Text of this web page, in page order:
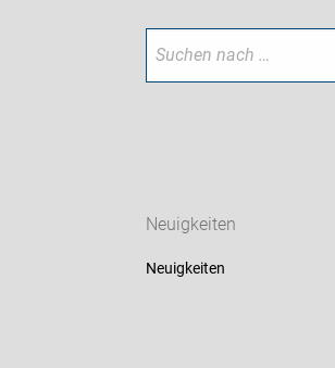
Neuigkeiten
Neuigkeiten